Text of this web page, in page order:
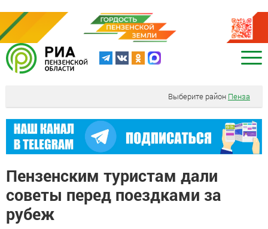
Выберите район Пенза
Пензенским туристам дали
советы перед поездками за
рубеж